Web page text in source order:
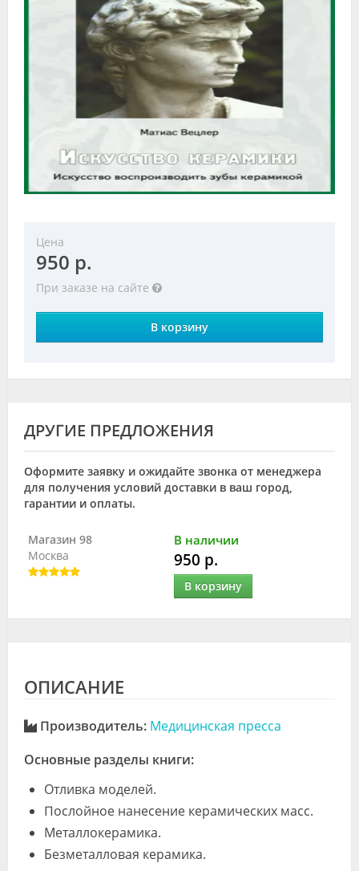
Специалисты
Галерея
Цена
950 р.
При заказе на сайте
В корзину
ДРУГИЕ ПРЕДЛОЖЕНИЯ
Оформите заявку и ожидайте звонка от менеджера
для получения условий доставки в ваш город,
гарантии и оплаты.
Магазин 98
Москва
В наличии
950 р.
В корзину
ОПИСАНИЕ
Производитель: Медицинская пресса
Основные разделы книги:
Отливка моделей.
Послойное нанесение керамических масс.
Металлокерамика.
Безметалловая керамика.